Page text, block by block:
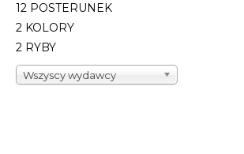
12 POSTERUNEK
2 KOLORY
2 RYBY
Wszyscy wydawcy